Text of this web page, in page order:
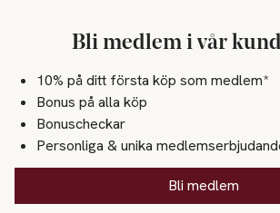
Bli medlem i vår
10% på ditt första köp som medlem*
Bonus på alla köp
Bonuscheckar
Personliga & unika
Bli medlem